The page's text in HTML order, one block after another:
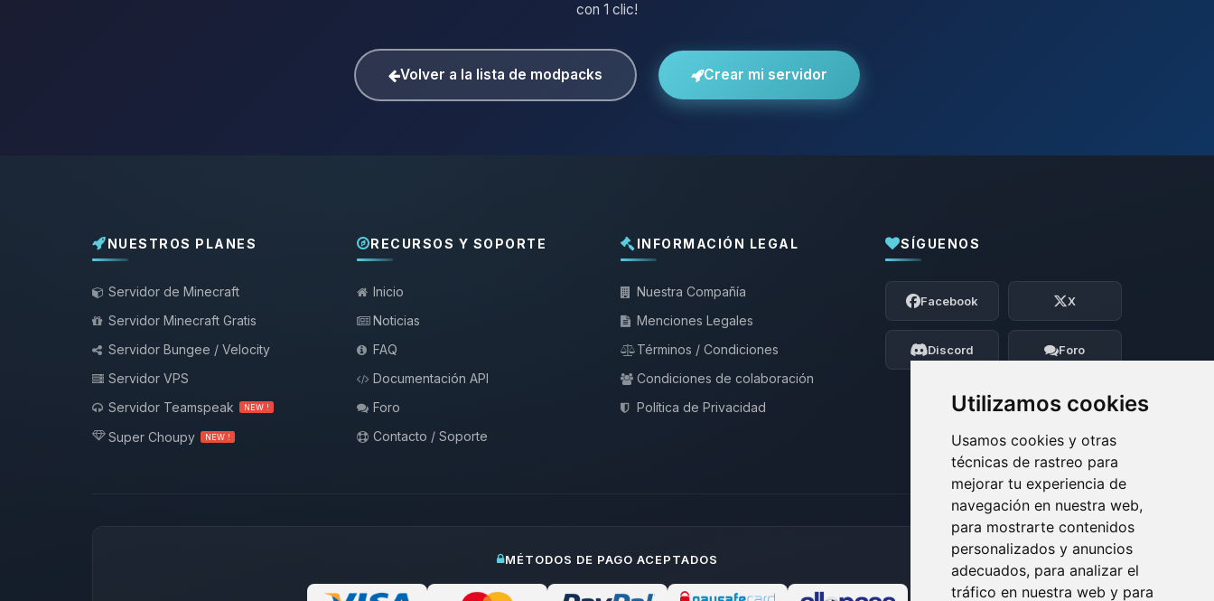
Utilizamos cookies
Usamos cookies y otras
técnicas de rastreo para
mejorar tu experiencia de
navegación en nuestra web,
para mostrarte contenidos
personalizados y anuncios
adecuados, para analizar el
tráfico en nuestra web y para
con 1 clic!
Volver a la lista de modpacks Crear mi servidor
NUESTROS PLANES
Servidor de Minecraft
Servidor Minecraft Gratis
Servidor Bungee / Velocity
Servidor VPS
Servidor Teamspeak
NEW !
Super Choupy NEW !
RECURSOS Y SOPORTE
Inicio
Noticias
FAQ
Documentación API
Foro
Contacto / Soporte
INFORMACIÓN LEGAL
Nuestra Compañía
Menciones Legales
Términos / Condiciones
Condiciones de colaboración
Política de Privacidad
SÍGUENOS
Facebook X
Discord Foro
MÉTODOS DE PAGO ACEPTADOS
Yupi, por fin alguien con quien hablar!
Soy Choupy, tu pequeno asistente de
BoxToPlay. Cuentame que necesitas y
moveré mis pequenos circuitos para
ayudarte.
08/08/2026 13:52